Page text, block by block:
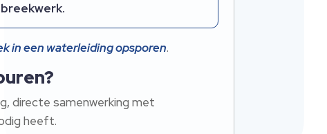
in een waterleiding opsporen.​
directe samenwerking met
heeft.​